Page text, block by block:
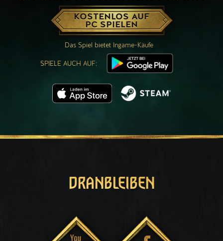
KOSTENLOS AUF
PC SPIELEN
Das Spiel bietet Ingame-Käufe
SPIELE AUCH AUF:
DRANBLEIBEN